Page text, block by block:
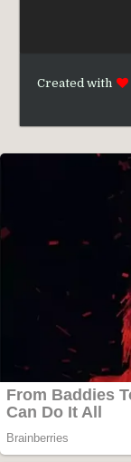
Created with